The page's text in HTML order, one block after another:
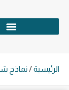
الرئيسية/نماذج